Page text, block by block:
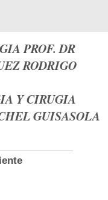
PROF. DR
RODRIGO
Y CIRUGIA
GUISASOLA